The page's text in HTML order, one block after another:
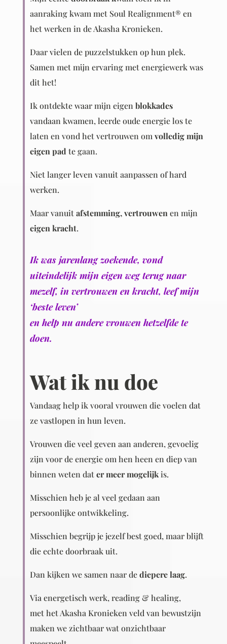
aanraking kwam met Soul Realignment® en
het werken in de Akasha Kronieken.
Daar vielen de puzzelstukken op hun plek.
Samen met mijn ervaring met energiewerk was
dit het!
Ik ontdekte waar mijn eigen blokkades
vandaan kwamen, leerde oude energie los te
laten en vond het vertrouwen om volledig mijn
eigen pad te gaan.
Niet langer leven vanuit aanpassen of hard
werken.
Maar vanuitafstemming, vertrouwen en mijn
eigen kracht.
Ik was jarenlang zoekende, vond
uiteindelijk mijn eigen weg terug naar
mezelf, in vertrouwen en kracht, leef mijn
‘beste leven’
en help nu andere vrouwen hetzelfde te
doen.
Wat ik nu doe
Vandaag help ik vooral vrouwen die voelen dat
ze vastlopen in hun leven.
Vrouwen die veel geven aan anderen, gevoelig
zijn voor de energie om hen heen en diep van
binnen weten dater meer mogelijkis.
Misschien heb je al veel gedaan aan
persoonlijke ontwikkeling.
Misschien begrijp je jezelf best goed, maarblijft
die echte doorbraak uit.
Dan kijken we samen naar dediepere laag.
Via energetisch werk, reading & healing,
met het Akasha Kronieken veld van bewustzijn
maken we zichtbaar wat onzichtbaar